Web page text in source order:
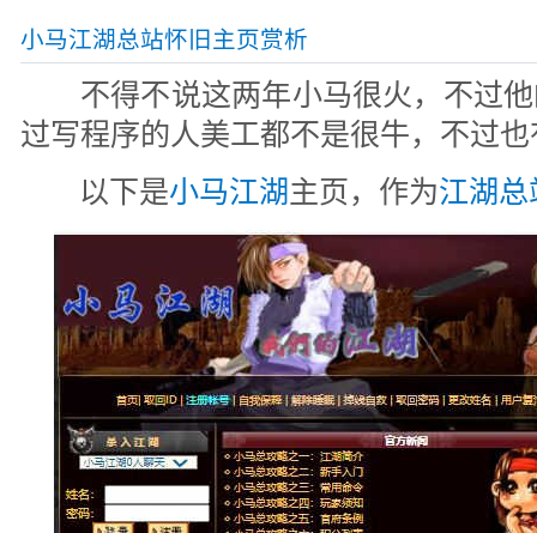
小马江湖总站怀旧主页赏析
不得不说这两年小马很火，不过
过写程序的人美工都不是很牛，不过
以下是小马江湖主页，作为江湖总